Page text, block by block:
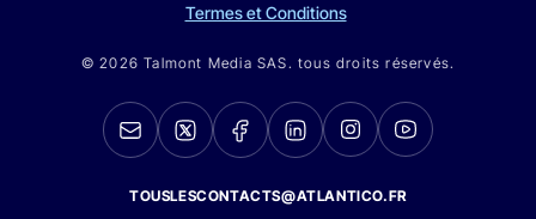
Termes et Conditions
© 2026 Talmont Media SAS. tous droits réservés.
TOUSLESCONTACTS@ATLANTICO.FR